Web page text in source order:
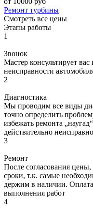
Ремонт турбины
Смотреть все цены
Этапы работы
1
Звонок
Мастер консультирует
неисправности
2
Диагностика
Мы проводим все виды
точно определить
избежать ремонта
действительно неисправно
3
Ремонт
После согласования
сроки, т.к. самые
держим в наличии.
выполнения работ
4